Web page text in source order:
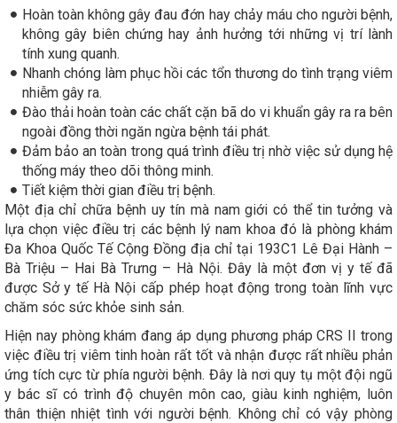
Hoàn toàn không gây đau đớn hay chảy máu cho người bệnh,
không gây biên chứng hay ảnh hưởng tới những vị trí lành
tính xung quanh.
Nhanh chóng làm phục hồi các tổn thương do tình trạng viêm
nhiễm gây ra.
Đào thải hoàn toàn các chất cặn bã do vi khuẩn gây ra ra bên
ngoài đồng thời ngăn ngừa bệnh tái phát.
Đảm bảo an toàn trong quá trình điều trị nhờ việc sử dụng hệ
thống máy theo dõi thông minh.
Tiết kiệm thời gian điều trị bệnh.
Một địa chỉ chữa bệnh uy tín mà nam giới có thể tin tưởng và
lựa chọn việc điều trị các bệnh lý nam khoa đó là phòng khám
Đa Khoa Quốc Tế Cộng Đồng địa chỉ tại 193C1 Lê Đại Hành –
Bà Triệu – Hai Bà Trưng – Hà Nội. Đây là một đơn vị y tế đã
được Sở y tế Hà Nội cấp phép hoạt động trong toàn lĩnh vực
chăm sóc sức khỏe sinh sản.
Hiện nay phòng khám đang áp dụng phương pháp CRS II trong
việc điều trị viêm tinh hoàn rất tốt và nhận được rất nhiều phản
ứng tích cực từ phía người bệnh. Đây là nơi quy tụ một đội ngũ
y bác sĩ có trình độ chuyên môn cao, giàu kinh nghiệm, luôn
thân thiện nhiệt tình với người bệnh. Không chỉ có vậy phòng